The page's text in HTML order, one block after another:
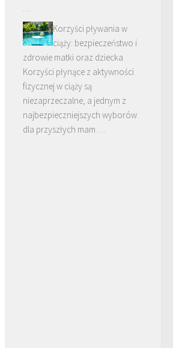
…
Korzyści pływania w
ciąży: bezpieczeństwo i
zdrowie matki oraz dziecka
Korzyści płynące z aktywności
fizycznej w ciąży są
niezaprzeczalne, a jednym z
najbezpieczniejszych wyborów
dla przyszłych mam …